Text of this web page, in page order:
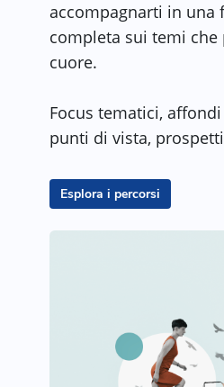
accompagnarti in una
completa sui temi che
cuore.
Focus tematici,
punti di vista,
Esplora i percorsi